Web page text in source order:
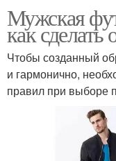
Мужская
как
Чтобы созданный
и гармонично,
правил при выборе